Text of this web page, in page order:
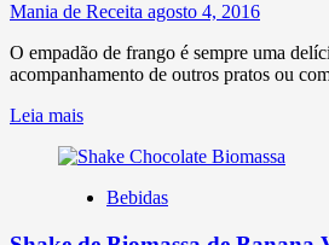
Mania de Receita agosto 4, 2016
O empadão de frango é sempre uma
acompanhamento de outros pratos ou
Leia mais
Bebidas